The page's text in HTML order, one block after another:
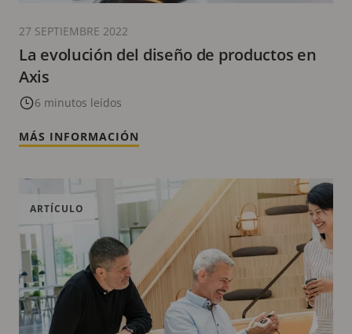
La evolución del diseño de productos en
Axis
6 minutos leídos
27 SEPTIEMBRE 2022
MÁS INFORMACIÓN
ARTÍCULO